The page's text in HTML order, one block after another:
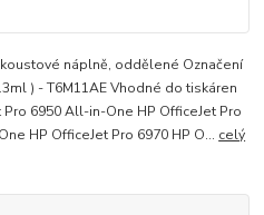
náplně, oddělené Označení
) - T6M11AE Vhodné do tiskáren
6950 All-in-One HP OfficeJet Pro
HP OfficeJet Pro 6970 HP O... celý